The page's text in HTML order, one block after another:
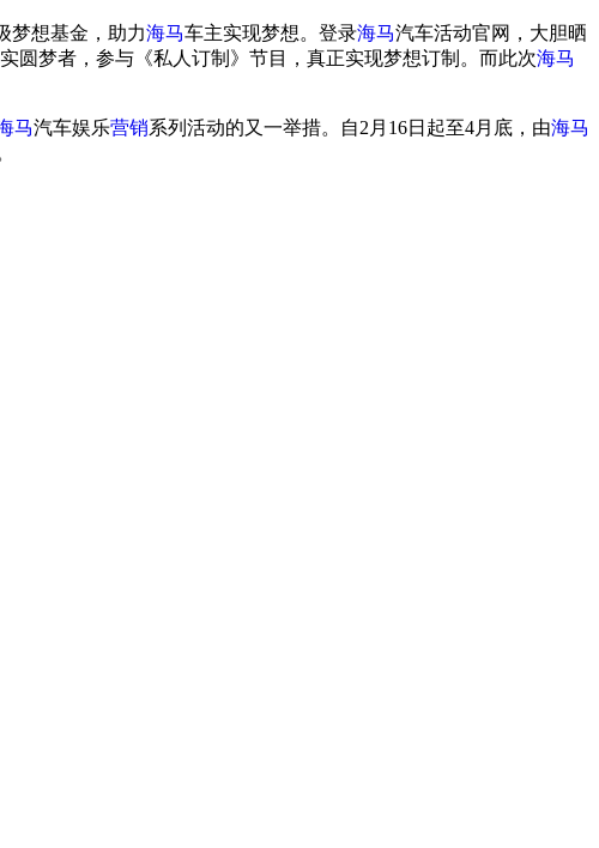
梦想基金，助力海马车主实现梦想。登录海马汽车活动官网，大胆晒
圆梦者，参与《私人订制》节目，真正实现梦想订制。而此次海马
马汽车娱乐营销系列活动的又一举措。自2月16日起至4月底，由海马